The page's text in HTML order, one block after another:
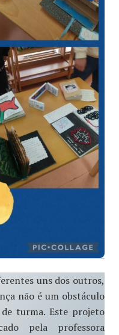
uns dos outros,
não é um obstáculo
turma. Este projeto
pela professora